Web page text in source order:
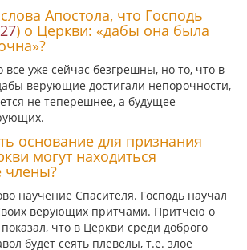
Апостола, что Господь
) о Церкви: «дабы она была
?
все уже сейчас безгрешны, но то, что в
верующие достигали непорочности,
не теперешнее, а будущее
основание для признания
могут находиться
научение Спасителя. Господь научал
верующих притчами. Притчею о
что в Церкви среди доброго
будет сеять плевелы, т.е. злое